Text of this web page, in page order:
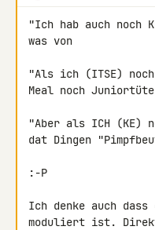
"Ich hab auch noch
was von
"Als ich (ITSE)
Meal noch
"Aber als ICH (KE)
dat Dingen
:-P
Ich denke auch dass
moduliert ist.